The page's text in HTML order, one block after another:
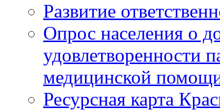
Развитие
Опрос населения о
удовлетворенности
медицинской
Ресурсная карта